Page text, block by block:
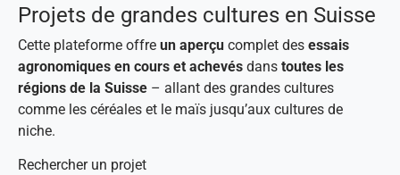
Projets de grandes cultures en Suisse
Cette plateforme offre un aperçu complet des essais
agronomiques en cours et achevés dans toutes les
régions de la Suisse – allant des grandes cultures
comme les céréales et le maïs jusqu’aux cultures de
niche.
Rechercher un projet